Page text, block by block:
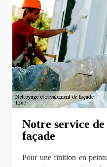
Notre service
façade
Pour une finition en